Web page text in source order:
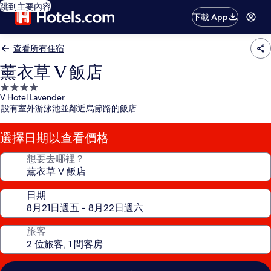
跳到主要內容
下載 App
查看所有住宿
薰衣草 V 飯店
4.0
星
級
住
宿
V Hotel Lavender
設有室外游泳池並鄰近烏節路的飯店
選擇日期以查看價格
想要去哪裡？
日期
旅客